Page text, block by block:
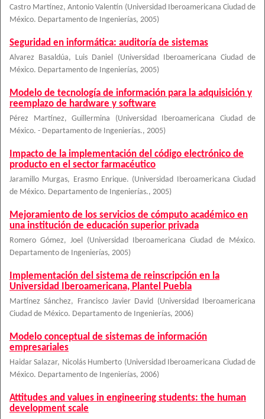
Castro Martínez, Antonio Valentín (Universidad Iberoamericana Ciudad de
México. Departamento de Ingenierías, 2005)
Seguridad en informática: auditoría de sistemas
Alvarez Basaldúa, Luis Daniel (Universidad Iberoamericana Ciudad de
México. Departamento de Ingenierías, 2005)
Modelo de tecnología de información para la adquisición y
reemplazo de hardware y software
Pérez Martínez, Guillermina (Universidad Iberoamericana Ciudad de
México. - Departamento de Ingenierías., 2005)
Impacto de la implementación del código electrónico de
producto en el sector farmacéutico
Jaramillo Murgas, Erasmo Enrique. (Universidad Iberoamericana Ciudad
de México. Departamento de Ingenierías., 2005)
Mejoramiento de los servicios de cómputo académico en
una institución de educación superior privada
Romero Gómez, Joel (Universidad Iberoamericana Ciudad de México.
Departamento de Ingenierías, 2005)
Implementación del sistema de reinscripción en la
Universidad Iberoamericana, Plantel Puebla
Martínez Sánchez, Francisco Javier David (Universidad Iberoamericana
Ciudad de México. Departamento de Ingenierías, 2006)
Modelo conceptual de sistemas de información
empresariales
Haidar Salazar, Nicolás Humberto (Universidad Iberoamericana Ciudad de
México. Departamento de Ingenierías, 2006)
Attitudes and values in engineering students: the human
development scale